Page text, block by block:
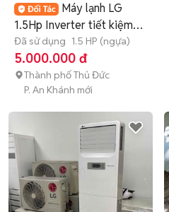
Máy lạnh LG
1.5Hp Inverter tiết kiệm
điện
Đã sử dụng 1.5 HP (ngựa)
5.000.000 đ
Thành phố Thủ Đức
P. An Khánh mới